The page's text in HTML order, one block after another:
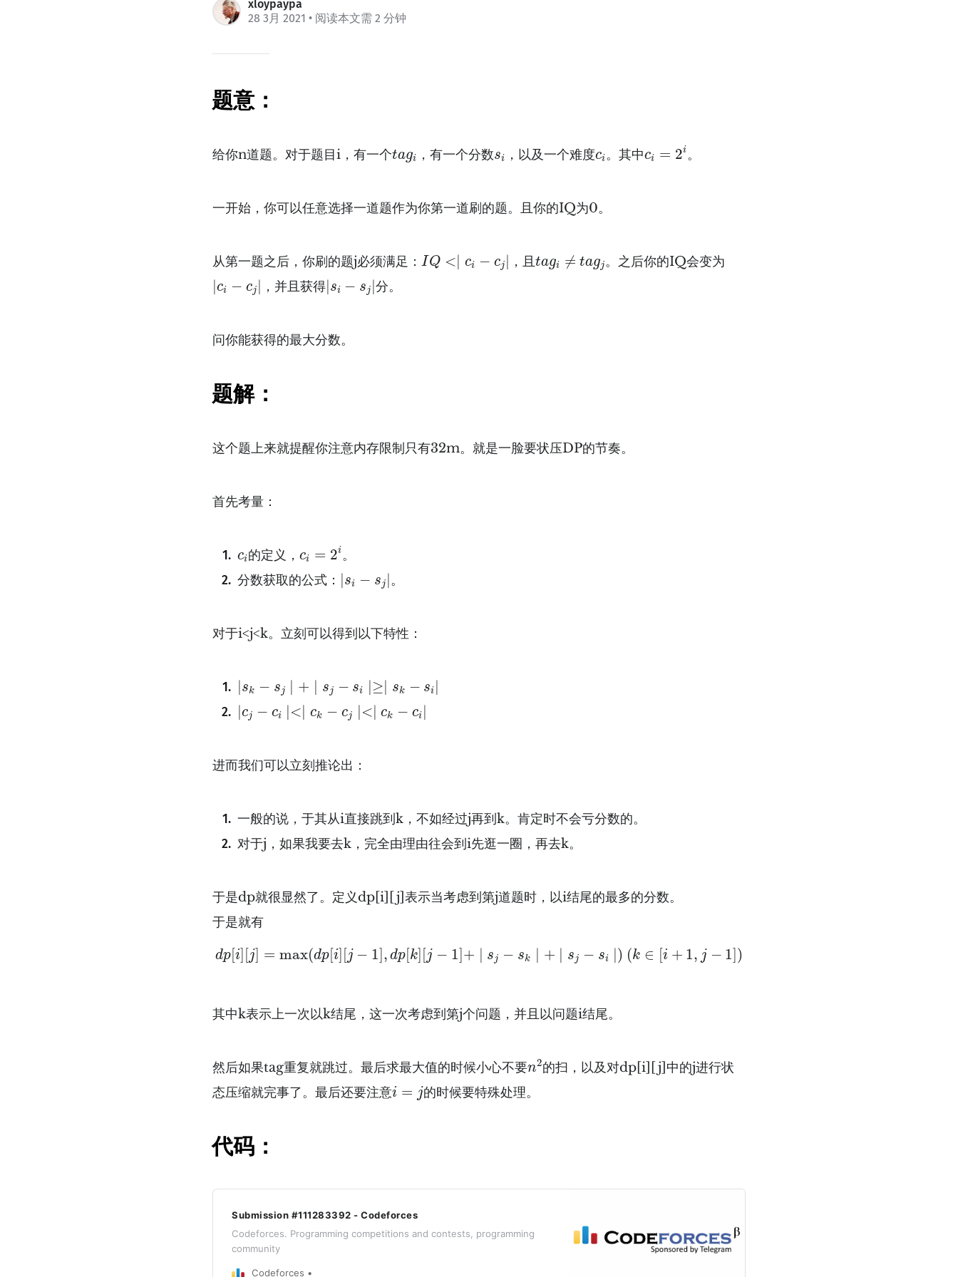
xloypaypa
28 3月 2021 • 阅读本文需 2 分钟
题意：
给你n道题。对于题目i，有一个tagi
tagi ，有一个分数si
si ，以及一个难度ci
ci。其中ci = 2i
2i
。
一开始，你可以任意选择一道题作为你第一道刷的题。且你的IQ为0。
从第一题之后，你刷的题j必须满足：I Q <∣ ci − cj ∣
IQ <∣c − ，且 tagi ≠ tagj
tag ≠t agj 。之后你的IQ会变为
∣ci − cj ∣
∣ c j∣ ，并且获得∣si − sj ∣
∣ s ∣ 分。
问你能获得的最大分数。
题解：
这个题上来就提醒你注意内存限制只有32m。就是一脸要状压DP的节奏。
首先考量：
ci
ci的定义，ci = 2i
2i
。
分数获取的公式： ∣si − sj ∣
∣ s ∣ 。
对于i<j<k。立刻可以得到以下特性：
∣sk − sj ∣ + ∣ sj − si ∣≥∣ sk − si ∣
∣ s j∣ ∣ j s i∣≥∣ k si
∣cj − ci ∣<∣ ck − cj ∣<∣ ck − ci ∣
∣ c i∣<∣ ck − ∣<∣c k −c i∣
进而我们可以立刻推论出：
一般的说，于其从i直接跳到k，不如经过j再到k。肯定时不会亏分数的。
对于j，如果我要去k，完全由理由往会到i先逛一圈，再去k。
于是dp就很显然了。定义dp[i][j]表示当考虑到第j道题时，以i结尾的最多的分数。
于是就有
dp[i] [j] = max(dp[i] [j − 1], dp[k] [j − 1]+ ∣ sj − sk ∣ + ∣ sj − si ∣) (k ∈ [i + 1, j − 1])
d =max( p[ ][j−1],d [k ] j − s −s k + s i∣ (k∈ [i+1 − 1
其中k表示上一次以k结尾，这一次考虑到第j个问题，并且以问题i结尾。
然后如果tag重复就跳过。最后求最大值的时候小心不要n2
n2的扫，以及对dp[i][j]中的j进行状
态压缩就完事了。最后还要注意i = j
i =j 的时候要特殊处理。
代码：
Submission #111283392 - Codeforces
Codeforces. Programming competitions and contests, programming
community
Codeforces